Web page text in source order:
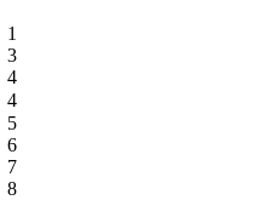
1
3
4
4
5
6
7
8